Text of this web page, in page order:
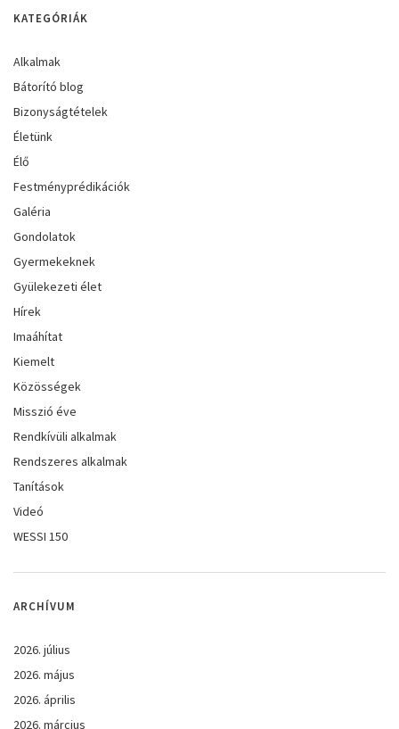
KATEGÓRIÁK
Alkalmak
Bátorító blog
Bizonyságtételek
Életünk
Élő
Festményprédikációk
Galéria
Gondolatok
Gyermekeknek
Gyülekezeti élet
Hírek
Imaáhítat
Kiemelt
Közösségek
Misszió éve
Rendkívüli alkalmak
Rendszeres alkalmak
Tanítások
Videó
WESSI 150
ARCHÍVUM
2026. július
2026. május
2026. április
2026. március